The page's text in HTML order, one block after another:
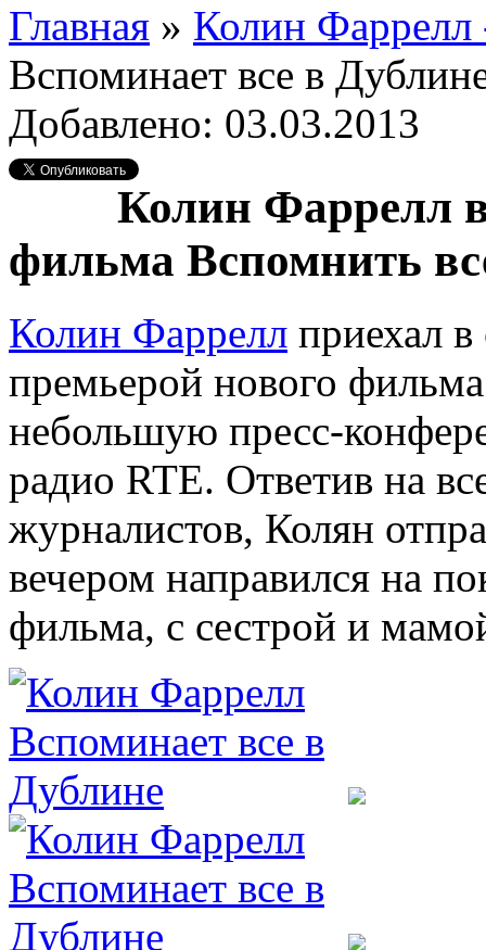
Главная » Колин Фаррелл
Вспоминает все в
Добавлено: 03.03.2013
Колин Фаррелл
фильма Вспомнить
Колин Фаррелл приехал
премьерой нового
небольшую пресс-
радио RTE. Ответив на
журналистов, Колян
вечером направился на
фильма, с сестрой и